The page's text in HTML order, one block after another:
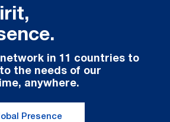
in 11 countries to
the needs of our
anywhere.
Presence